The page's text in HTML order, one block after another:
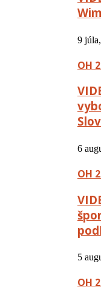
9
OH
6
OH
5
OH